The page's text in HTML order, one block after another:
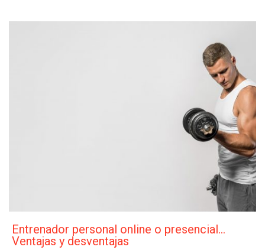
Entrenador personal online o presencial…
Ventajas y desventajas